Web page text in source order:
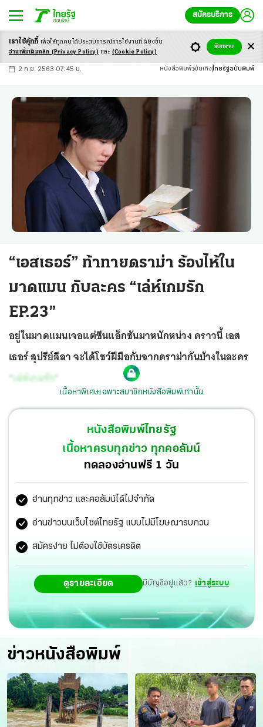
สมัครบริการ
-ก ก ก+
2 ก.ย. 2563 07:45 น. หนังสือพิมพ์ บันเทิง ไทยรัฐฉบับพิมพ์
“เอสเธอร์” ท้าทายดราม่า ร้องไห้ใน
มาดแมน กับละคร “เล่ห์เกมรัก
EP.23”
อยู่ในมาดแมนเจอแต่ซีนแอ็กชันมาหนักหน่วง คราวนี้ เอส
เธอร์ สุปรีย์ลีลา จะได้โชว์ฝีมือกับฉากดราม่ากันบ้างในละคร
“เล่ห์เกมรัก
เนื้อหาพิเศษเฉพาะสมาชิกหนังสือพิมพ์เท่านั้น
หนังสือพิมพ์ไทยรัฐ
เนื้อหาครบทุกข่าว ทุกคอลัมน์
ทดลองอ่านฟรี 1 วัน
อ่านทุกข่าว และคอลัมน์ได้ไม่จำกัด
อ่านข่าวบนเว็บไซต์ไทยรัฐ แบบไม่มีโฆษณารบกวน
สมัครง่าย ไม่ต้องใช้บัตรเครดิต
ดูรายละเอียด มีบัญชีอยู่แล้ว? เข้าสู่ระบบ
ข่าวหนังสือพิมพ์
เราใช้คุ้กกี้ เพื่อให้ทุกคนได้ประสบการณ์การใช้งานที่ดียิ่งขึ้น
อ่านเพิ่มเติมคลิก (Privacy Policy) และ (Cookie Policy)
รับทราบ